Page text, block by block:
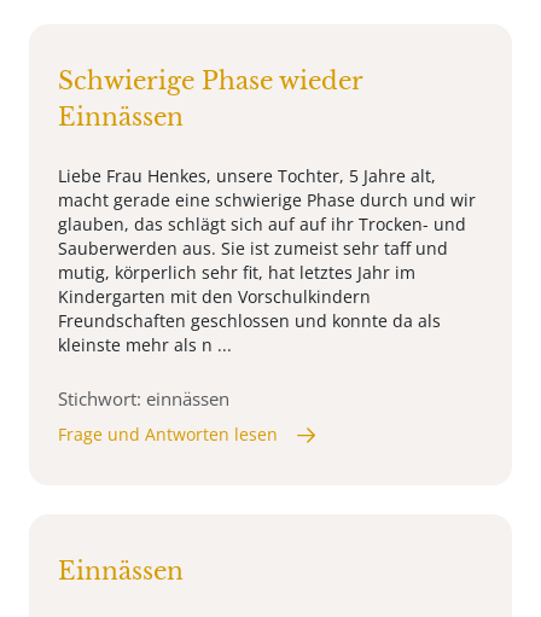
Schwierige Phase wieder
Einnässen
Liebe Frau Henkes, unsere Tochter, 5 Jahre alt,
macht gerade eine schwierige Phase durch und wir
glauben, das schlägt sich auf auf ihr Trocken- und
Sauberwerden aus. Sie ist zumeist sehr taff und
mutig, körperlich sehr fit, hat letztes Jahr im
Kindergarten mit den Vorschulkindern
Freundschaften geschlossen und konnte da als
kleinste mehr als n ...
Stichwort: einnässen
Frage und Antworten lesen
Einnässen